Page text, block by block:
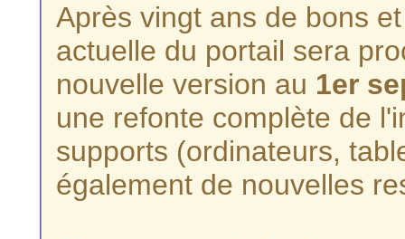
Après vingt ans de bons
actuelle du portail sera
nouvelle version au 1er
une refonte complète de
supports (ordinateurs,
également de nouvelles